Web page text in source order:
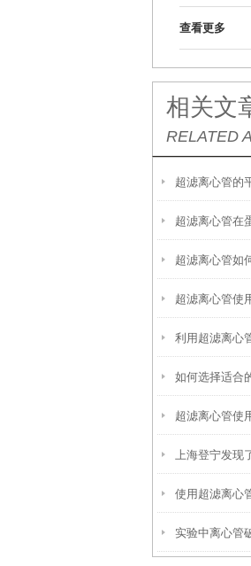
查看更多
相关文
RELATED
超滤离心管的
匹配指南
超滤离心管在
超滤离心管如
理
超滤离心管使
能错过
利用超滤离心
如何选择适合
超滤离心管使
上海登宁发现
之间的小秘密
使用超滤离心
实验中离心管